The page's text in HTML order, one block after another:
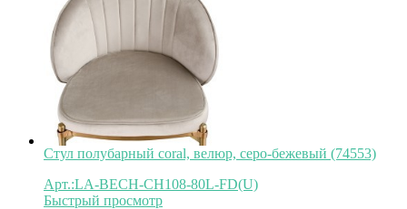
Стул полубарный coral, велюр, серо-бежевый (74553)
Арт.:LA-BECH-CH108-80L-FD(U)
Быстрый просмотр